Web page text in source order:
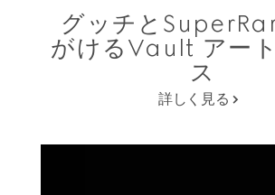
グッチと
がけるVault アー
ス
詳しく見る